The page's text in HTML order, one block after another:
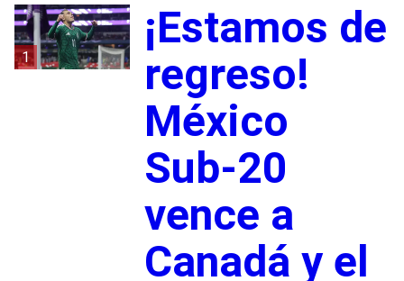
1
¡Estamos de
regreso!
México
Sub-20
vence a
Canadá y el